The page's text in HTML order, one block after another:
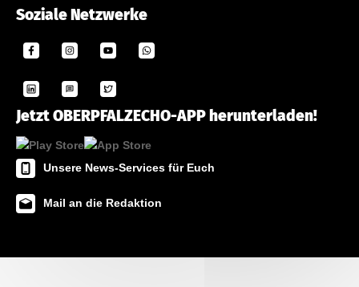
Soziale Netzwerke
Jetzt OBERPFALZECHO-APP herunterladen!
Unsere News-Services für Euch
Mail an die Redaktion